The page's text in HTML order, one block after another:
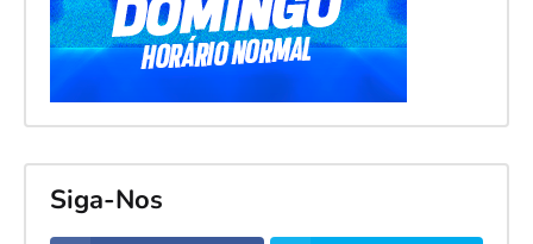
Siga-Nos